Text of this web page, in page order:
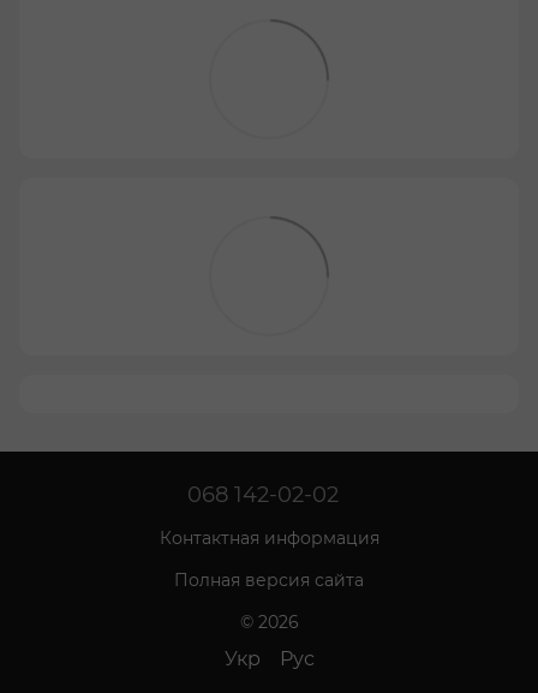
068 142-02-02
Контактная информация
Полная версия сайта
© 2026
Укр Рус